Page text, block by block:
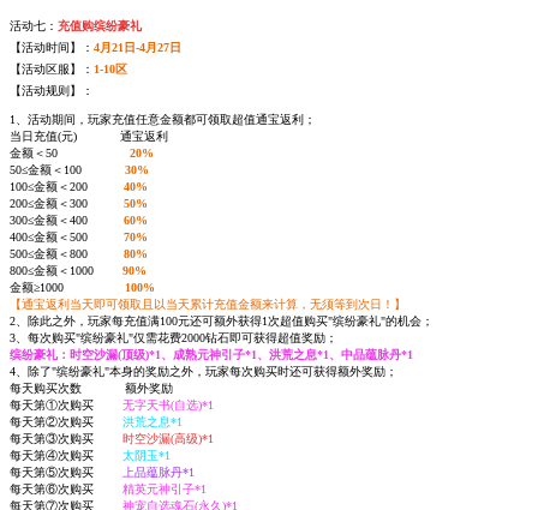
活动七： 充值购缤纷豪礼
【活动时间】： 4月21日-4月27日
【活动区服】： 1-10区
【活动规则】：
1、活动期间，玩家充值任意金额都可领取超值通宝返利；
当日充值(元) 通宝返利
金额＜50 20%
50≤金额＜100 30%
100≤金额＜200 40%
200≤金额＜300 50%
300≤金额＜400 60%
400≤金额＜500 70%
500≤金额＜800 80%
800≤金额＜1000 90%
金额≥1000 100%
【通宝返利当天即可领取且以当天累计充值金额来计算，无须等到次日！】
2、除此之外，玩家每充值满100元还可额外获得1次超值购买"缤纷豪礼"的机会；
3、每次购买"缤纷豪礼"仅需花费2000钻石即可获得超值奖励；
缤纷豪礼：时空沙漏(顶级)*1、成熟元神引子*1、洪荒之息*1、中品蕴脉丹*1
4、除了"缤纷豪礼"本身的奖励之外，玩家每次购买时还可获得额外奖励；
每天购买次数 额外奖励
每天第①次购买 无字天书(自选)*1
每天第②次购买 洪荒之息*1
每天第③次购买 时空沙漏(高级)*1
每天第④次购买 太阴玉*1
每天第⑤次购买
上品蕴脉丹*1
每天第⑥次购买 精英元神引子*1
每天第⑦次购买 神宠自选魂石(永久)*1